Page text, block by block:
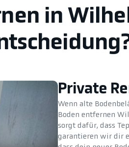
in
Private
Wenn alte
Boden entfernen
sorgt dafür, dass
garantieren wir dir